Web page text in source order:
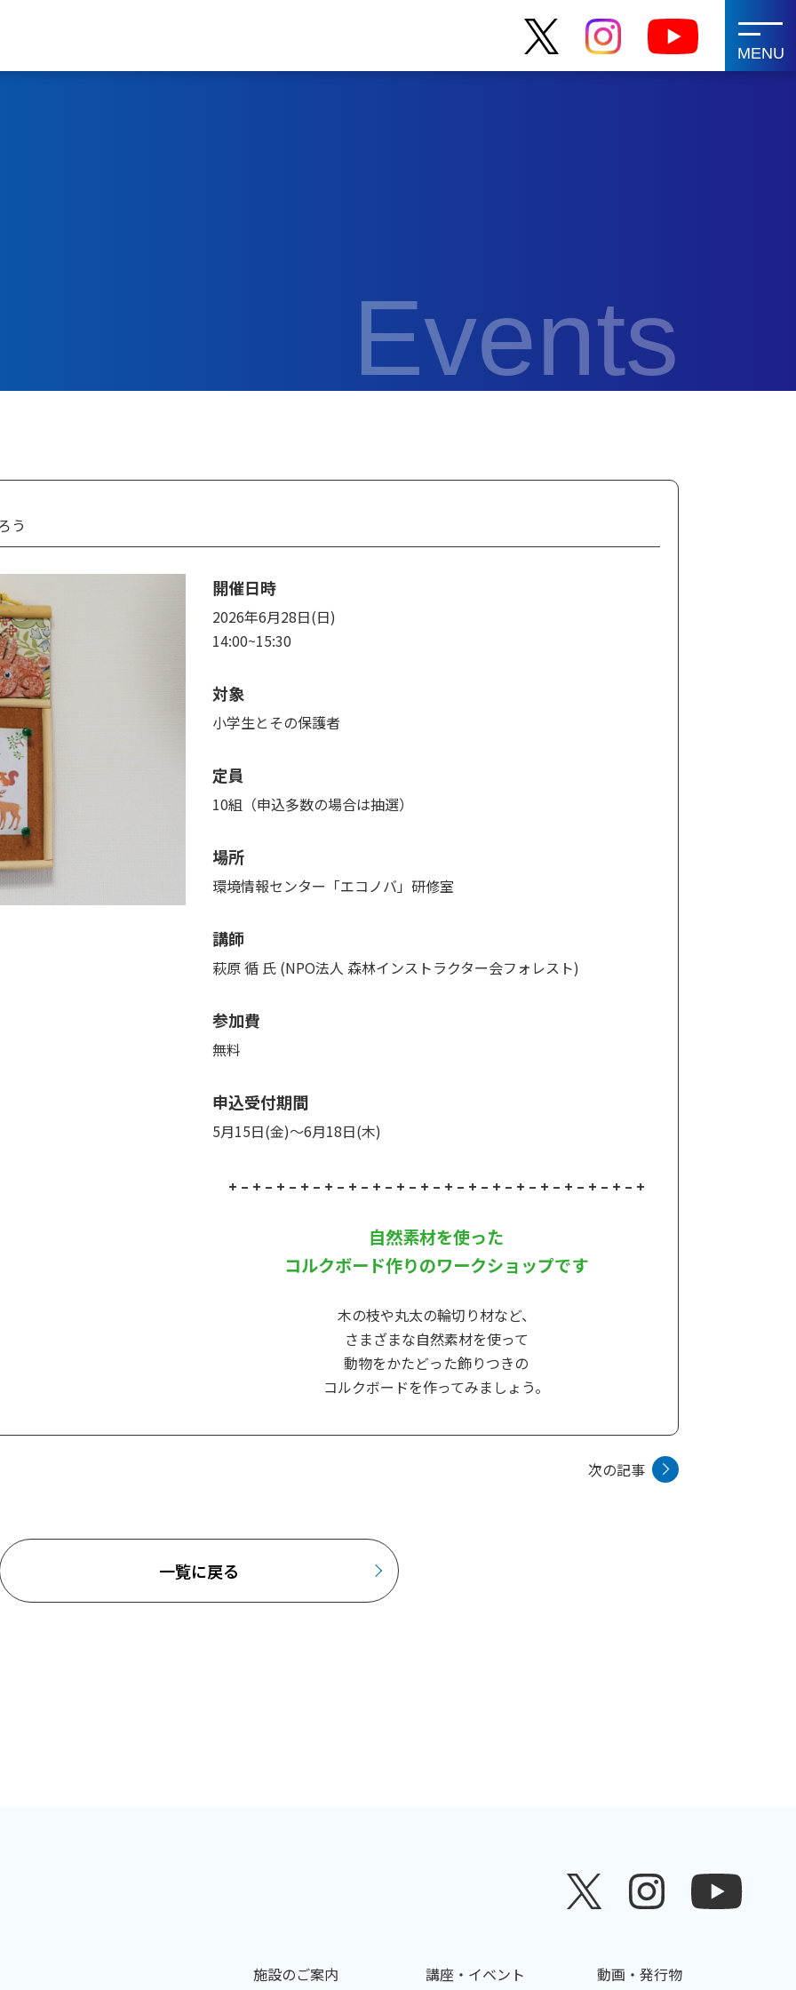
MENU
Events
う
開催日時
2026年6月28日(日)
14:00~15:30
対象
小学生とその保護者
定員
10組（申込多数の場合は抽選）
場所
環境情報センター「エコノバ」研修室
講師
萩原 循 氏 (NPO法人 森林インストラクター会フォレスト)
参加費
無料
申込受付期間
5月15日(金)～6月18日(木)
+ – + – + – + – + – + – + – + – + – + – + – + – + – + – + – + – + – +
自然素材を使った
コルクボード作りのワークショップです
木の枝や丸太の輪切り材など、
さまざまな自然素材を使って
動物をかたどった飾りつきの
コルクボードを作ってみましょう。
次の記事
一覧に戻る
施設のご案内 講座・イベント 動画・発行物